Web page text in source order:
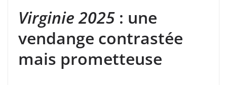
Virginie 2025 : une
vendange contrastée
mais prometteuse